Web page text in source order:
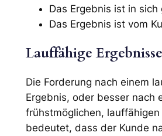
Das Ergebnis ist in sich
Das Ergebnis ist vom
Lauffähige Ergebnisse
Die Forderung nach einem
Ergebnis, oder besser nach
frühstmöglichen, lauffähigen
bedeutet, dass der Kunde